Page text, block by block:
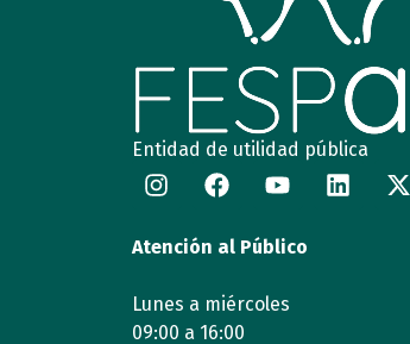
Entidad de utilidad pública
Atención al Público
Lunes a miércoles
09:00 a 16:00